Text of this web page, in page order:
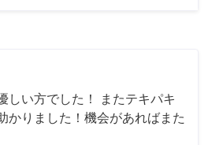
しい方でした！ またテキパキ
かりました！機会があればまた